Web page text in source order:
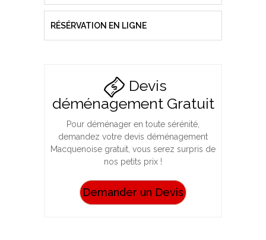
RÉSÉRVATION EN LIGNE
Devis
déménagement Gratuit
Pour déménager en toute sérénité,
demandez votre devis déménagement
Macquenoise gratuit, vous serez surpris de
nos petits prix !
Demander un Devis